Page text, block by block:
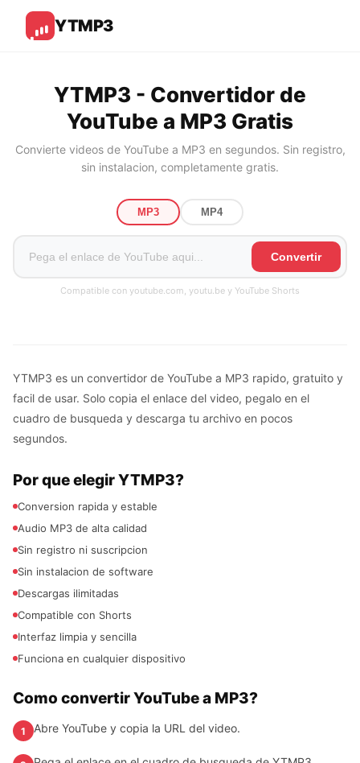
YTMP3
YTMP3 - Convertidor de
YouTube a MP3 Gratis
Convierte videos de YouTube a MP3 en segundos. Sin registro,
sin instalacion, completamente gratis.
MP3 MP4
Convertir
Compatible con youtube.com, youtu.be y YouTube Shorts
YTMP3 es un convertidor de YouTube a MP3 rapido, gratuito y
facil de usar. Solo copia el enlace del video, pegalo en el
cuadro de busqueda y descarga tu archivo en pocos
segundos.
Por que elegir YTMP3?
Conversion rapida y estable
Audio MP3 de alta calidad
Sin registro ni suscripcion
Sin instalacion de software
Descargas ilimitadas
Compatible con Shorts
Interfaz limpia y sencilla
Funciona en cualquier dispositivo
Como convertir YouTube a MP3?
1 Abre YouTube y copia la URL del video.